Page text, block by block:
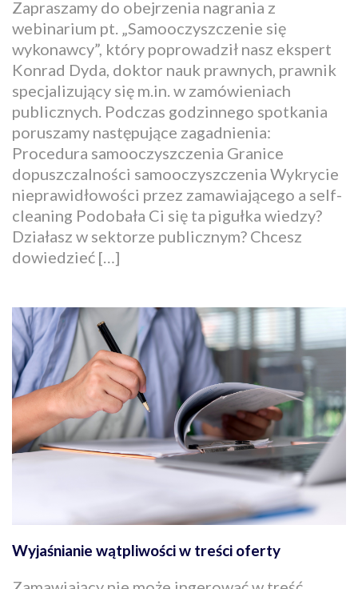
Zapraszamy do obejrzenia nagrania z
webinarium pt. „Samooczyszczenie się
wykonawcy”, który poprowadził nasz ekspert
Konrad Dyda, doktor nauk prawnych, prawnik
specjalizujący się m.in. w zamówieniach
publicznych. Podczas godzinnego spotkania
poruszamy następujące zagadnienia:
Procedura samooczyszczenia Granice
dopuszczalności samooczyszczenia Wykrycie
nieprawidłowości przez zamawiającego a self-
cleaning Podobała Ci się ta pigułka wiedzy?
Działasz w sektorze publicznym? Chcesz
dowiedzieć […]
Wyjaśnianie wątpliwości w treści oferty